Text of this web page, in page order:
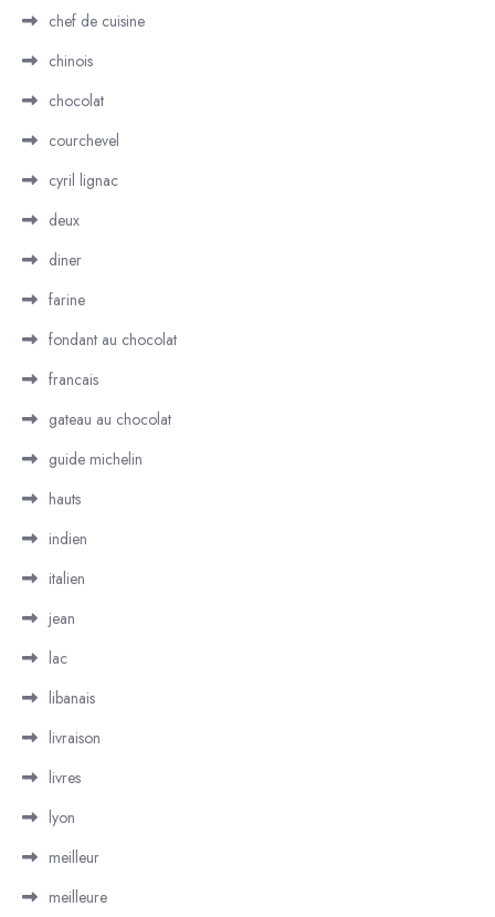
chef de cuisine
chinois
chocolat
courchevel
cyril lignac
deux
diner
farine
fondant au chocolat
francais
gateau au chocolat
guide michelin
hauts
indien
italien
jean
lac
libanais
livraison
livres
lyon
meilleur
meilleure